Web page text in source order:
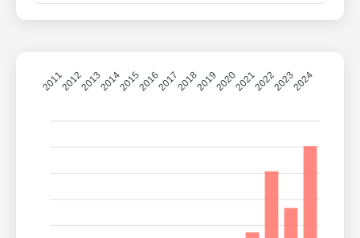
20112012201320142015201620172018201920202021202220232024